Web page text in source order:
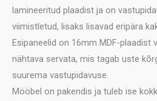
lamineeritud plaadist ja on
viimistletud, lisaks lisavad eripära
Esipaneelid on 16mm MDF-plaadist
nähtava servata, mis tagab uste
suurema vastupidavuse.
Mööbel on pakendis ja tuleb ise